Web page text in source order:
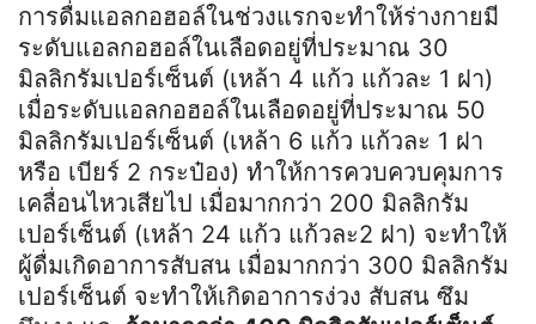
การดื่มแอลกอฮอล์ในช่วงแรกจะทำให้ร่างกายมี
ระดับแอลกอฮอล์ในเลือดอยู่ที่ประมาณ 30
มิลลิกรัมเปอร์เซ็นต์ (เหล้า 4 แก้ว แก้วละ 1 ฝา)
เมื่อระดับแอลกอฮอล์ในเลือดอยู่ที่ประมาณ 50
มิลลิกรัมเปอร์เซ็นต์ (เหล้า 6 แก้ว แก้วละ 1 ฝา
หรือ เบียร์ 2 กระป๋อง) ทำให้การควบควบคุมการ
เคลื่อนไหวเสียไป เมื่อมากกว่า 200 มิลลิกรัม
เปอร์เซ็นต์ (เหล้า 24 แก้ว แก้วละ2 ฝา) จะทำให้
ผู้ดื่มเกิดอาการสับสน เมื่อมากกว่า 300 มิลลิกรัม
เปอร์เซ็นต์ จะทำให้เกิดอาการง่วง สับสน ซึม